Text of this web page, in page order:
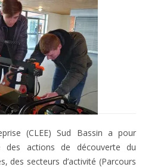
(CLEE) Sud Bassin a pour
actions de découverte du
des secteurs d’activité (Parcours